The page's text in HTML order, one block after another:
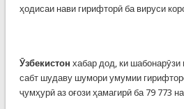
ҳодисаи нави гирифторӣ ба вируси
Ӯзбекистон хабар дод, ки шабонарӯзи
сабт шудаву шумори умумии
ҷумҳурӣ аз оғози ҳамагирӣ ба 79 773